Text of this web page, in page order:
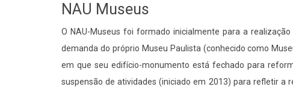
NAU Museus
O NAU-Museus foi formado inicialmente para a
demanda do próprio Museu Paulista (conhecido como
em que seu edifício-monumento está fechado para
suspensão de atividades (iniciado em 2013) para refletir a